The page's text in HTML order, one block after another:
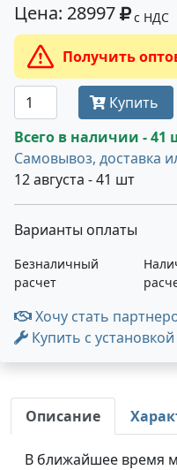
Цена: 28997 с НДС
Купить
Всего в наличии - 41
Самовывоз, доставка
12 августа - 41 шт
Варианты оплаты
Безналичный
расчет
Хочу стать
Купить с
Описание
В ближайшее время